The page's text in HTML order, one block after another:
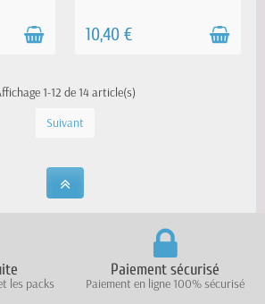
10,40 €
1-12 de 14 article(s)
Suivant
les packs
Paiement sécurisé
Paiement en ligne 100% sécurisé